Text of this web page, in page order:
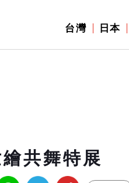
台灣 日本
共舞特展